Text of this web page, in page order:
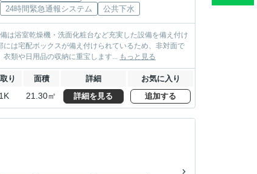
24時間緊急通報システム
公共下水
は浴室乾燥機・洗面化粧台など充実した設備を備え付け
は宅配ボックスが備え付けられているため、非対面で
類や日用品の収納に重宝します... もっと見る
り 面積 詳細 お気に入り
1K 21.30㎡ 詳細を見る 追加する